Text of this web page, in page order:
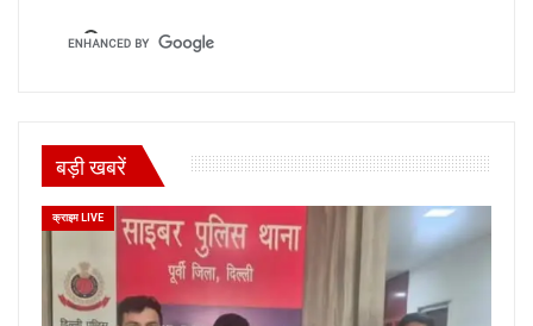
बड़ी खबरें
क्राइम LIVE